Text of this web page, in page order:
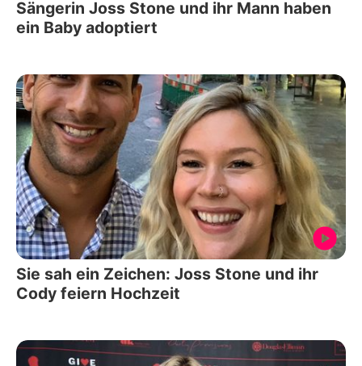
Sängerin Joss Stone und ihr Mann haben
ein Baby adoptiert
Sie sah ein Zeichen: Joss Stone und ihr
Cody feiern Hochzeit